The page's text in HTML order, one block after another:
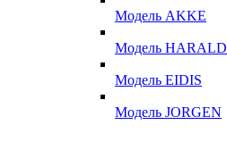
Модель AKKE
Модель HARALD
Модель EIDIS
Модель JORGEN